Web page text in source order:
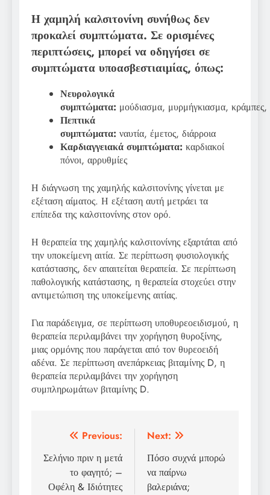
Η χαμηλή καλσιτονίνη συνήθως δεν
προκαλεί συμπτώματα. Σε ορισμένες
περιπτώσεις, μπορεί να οδηγήσει σε
συμπτώματα υποασβεστιαιμίας, όπως:
Νευρολογικά
συμπτώματα: μούδιασμα, μυρμήγκιασμα,
Πεπτικά
συμπτώματα: ναυτία, έμετος, διάρροια
Καρδιαγγειακά συμπτώματα: καρδιακοί
πόνοι, αρρυθμίες
Η διάγνωση της χαμηλής καλσιτονίνης γίνεται με
εξέταση αίματος. Η εξέταση αυτή μετράει τα
επίπεδα της καλσιτονίνης στον ορό.
Η θεραπεία της χαμηλής καλσιτονίνης εξαρτάται από
την υποκείμενη αιτία. Σε περίπτωση φυσιολογικής
κατάστασης, δεν απαιτείται θεραπεία. Σε περίπτωση
παθολογικής κατάστασης, η θεραπεία στοχεύει στην
αντιμετώπιση της υποκείμενης αιτίας.
Για παράδειγμα, σε περίπτωση υποθυρεοειδισμού, η
θεραπεία περιλαμβάνει την χορήγηση θυροξίνης,
μιας ορμόνης που παράγεται από τον θυρεοειδή
αδένα. Σε περίπτωση ανεπάρκειας βιταμίνης D, η
θεραπεία περιλαμβάνει την χορήγηση
συμπληρωμάτων βιταμίνης D.
Πλοήγηση
άρθρων
Previous:
Σελήνιο πριν η μετά
το φαγητό; –
Οφέλη & Ιδιότητες
Next:
Πόσο συχνά μπορώ
να παίρνω
βαλεριάνα;